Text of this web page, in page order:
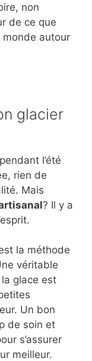
non
de ce que
monde autour
glacier
l’été
rien de
Mais
? Il y a
la méthode
véritable
glace est
Un bon
de soin et
s’assurer
meilleur.